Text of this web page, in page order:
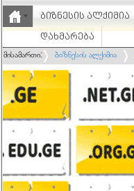
ბიზნესის ალქიმია
დახმარება
მისამართი: ბიზნესის ალქიმია